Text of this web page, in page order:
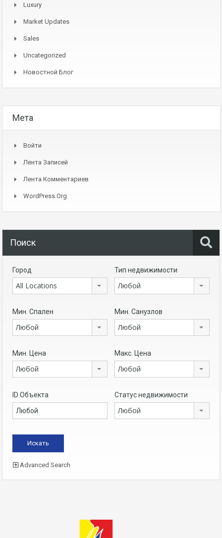
Luxury
Market Updates
Sales
Uncategorized
Новостной Блог
Мета
Войти
Лента Записей
Лента Комментариев
WordPress.org
Поиск
Город
All Locations
Тип недвижимости
Любой
Мин. Спален
Любой
Мин. Санузлов
Любой
Мин. Цена
Любой
Макс. Цена
Любой
ID Объекта Статус недвижимости
Любой
Advanced Search